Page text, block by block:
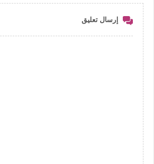
إرسال تعليق